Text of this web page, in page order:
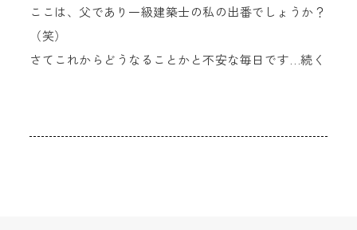
ここは、父であり一級建築士の私の出番でしょうか？
（笑）
さてこれからどうなることかと不安な毎日です…続く